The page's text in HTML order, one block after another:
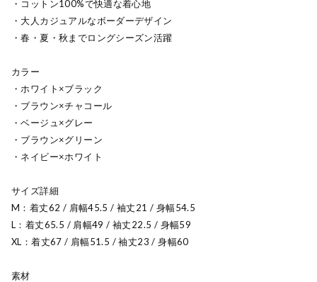
・コットン100%で快適な着心地
・大人カジュアルなボーダーデザイン
・春・夏・秋までロングシーズン活躍
カラー
・ホワイト×ブラック
・ブラウン×チャコール
・ベージュ×グレー
・ブラウン×グリーン
・ネイビー×ホワイト
サイズ詳細
M：着丈62 / 肩幅45.5 / 袖丈21 / 身幅54.5
L：着丈65.5 / 肩幅49 / 袖丈22.5 / 身幅59
XL：着丈67 / 肩幅51.5 / 袖丈23 / 身幅60
素材